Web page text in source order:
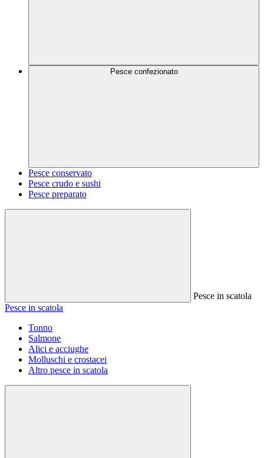
Pesce confezionato
Pesce conservato
Pesce crudo e sushi
Pesce preparato
Pesce in scatola
Pesce in scatola
Tonno
Salmone
Alici e acciughe
Molluschi e crostacei
Altro pesce in scatola